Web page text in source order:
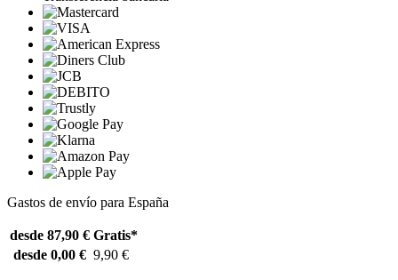
Gastos de envío para España
desde 87,90 € Gratis*
desde 0,00 € 9,90 €